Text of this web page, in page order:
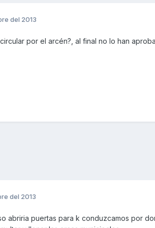
del 2013
por el arcén?, al final no lo han
del 2013
abriria puertas para k conduzcamos por